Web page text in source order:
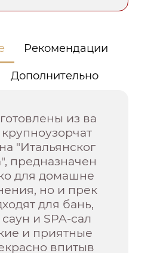
Рекомендации
Дополнительно
из ва
"Итальянског
предназначен
для домашне
но и прек
для бань,
и SPA-сал
и приятные
впитыв